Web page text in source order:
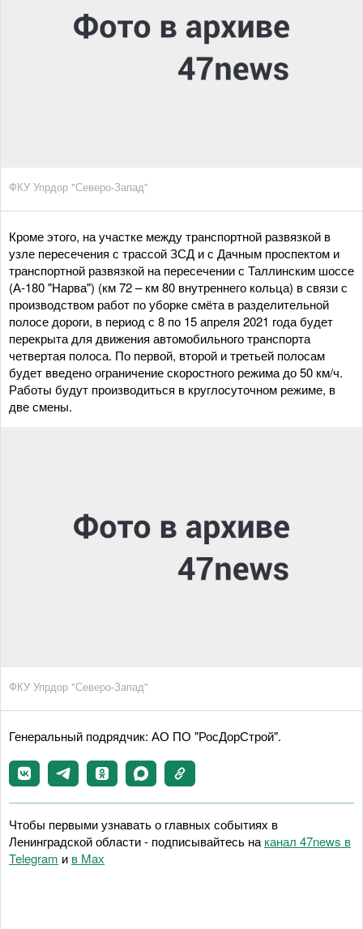
ФКУ Упрдор "Северо-Запад"
Кроме этого, на участке между транспортной развязкой в
узле пересечения с трассой ЗСД и с Дачным проспектом и
транспортной развязкой на пересечении с Таллинским шоссе
(А-180 "Нарва") (км 72 – км 80 внутреннего кольца) в связи с
производством работ по уборке смёта в разделительной
полосе дороги, в период с 8 по 15 апреля 2021 года будет
перекрыта для движения автомобильного транспорта
четвертая полоса. По первой, второй и третьей полосам
будет введено ограничение скоростного режима до 50 км/ч.
Работы будут производиться в круглосуточном режиме, в
две смены.
ФКУ Упрдор "Северо-Запад"
Генеральный подрядчик: АО ПО "РосДорСтрой".
Чтобы первыми узнавать о главных событиях в
Ленинградской области - подписывайтесь наканал 47news в
Telegram и в Maх